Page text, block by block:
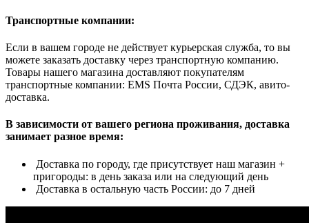
Транспортные компании:
Если в вашем городе не действует курьерская служба, то вы
можете заказать доставку через транспортную компанию.
Товары нашего магазина доставляют покупателям
транспортные компании: EMS Почта России, СДЭК, авито-
доставка.
В зависимости от вашего региона проживания, доставка
занимает разное время:
Доставка по городу, где присутствует наш магазин +
пригороды: в день заказа или на следующий день
Доставка в остальную часть России: до 7 дней